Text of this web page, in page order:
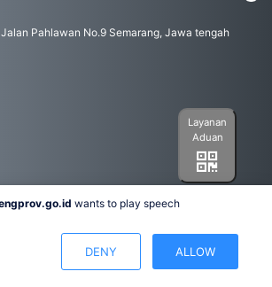
Pahlawan No.9 Semarang, Jawa tengah
Layanan
Aduan
Biro Hukum Pemerintah Provinsi Jawa Tengah
wants to play speech
DENY ALLOW